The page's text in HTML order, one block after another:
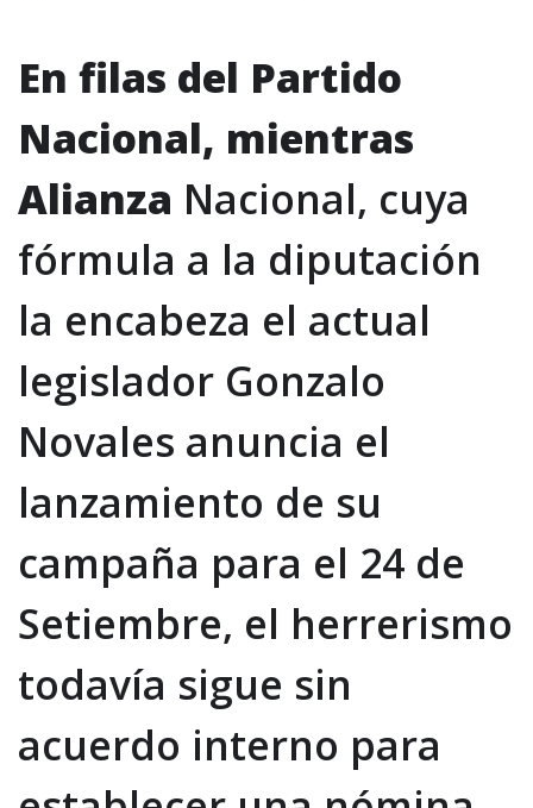
En filas del Partido
Nacional, mientras
Alianza Nacional, cuya
fórmula a la diputación
la encabeza el actual
legislador Gonzalo
Novales anuncia el
lanzamiento de su
campaña para el 24 de
Setiembre, el herrerismo
todavía sigue sin
acuerdo interno para